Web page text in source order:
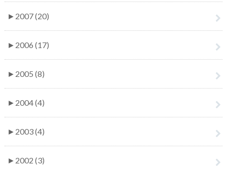
► 2007 (20)
► 2006 (17)
► 2005 (8)
► 2004 (4)
► 2003 (4)
► 2002 (3)